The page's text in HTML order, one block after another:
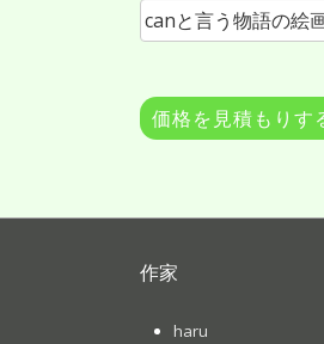
作家
haru